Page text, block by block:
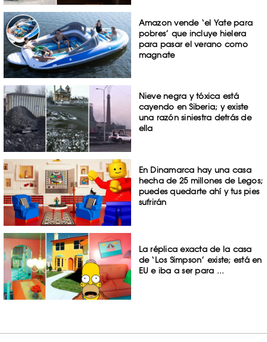
Amazon vende ‘el Yate para
pobres’ que incluye hielera
para pasar el verano como
magnate
Nieve negra y tóxica está
cayendo en Siberia; y existe
una razón siniestra detrás de
ella
En Dinamarca hay una casa
hecha de 25 millones de Legos;
puedes quedarte ahí y tus pies
sufrirán
La réplica exacta de la casa
de ‘Los Simpson’ existe; está en
EU e iba a ser para ...